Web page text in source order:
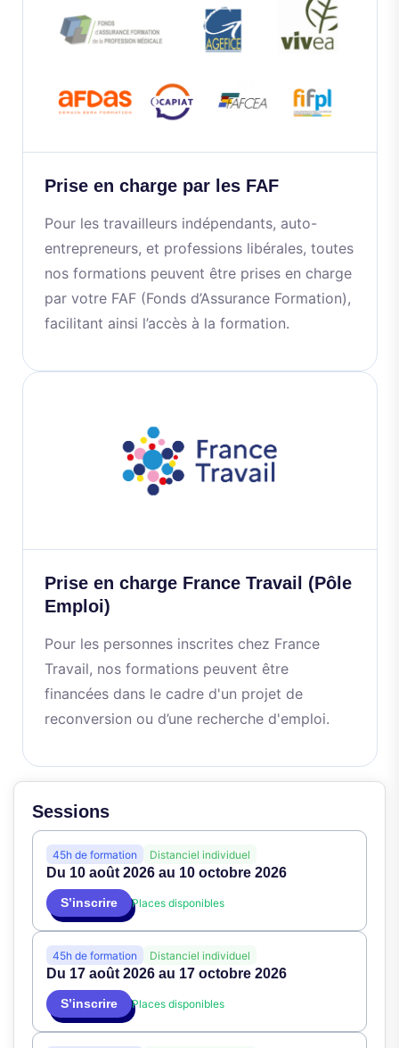
Prise en charge par les FAF
Pour les travailleurs indépendants, auto-
entrepreneurs, et professions libérales, toutes
nos formations peuvent être prises en charge
par votre FAF (Fonds d’Assurance Formation),
facilitant ainsi l’accès à la formation.
Prise en charge France Travail (Pôle
Emploi)
Pour les personnes inscrites chez France
Travail, nos formations peuvent être
financées dans le cadre d'un projet de
reconversion ou d’une recherche d'emploi.
Sessions
45h de formation Distanciel individuel
Du 10 août 2026 au 10 octobre 2026
S’inscrire Places disponibles
45h de formation Distanciel individuel
Du 17 août 2026 au 17 octobre 2026
S’inscrire Places disponibles